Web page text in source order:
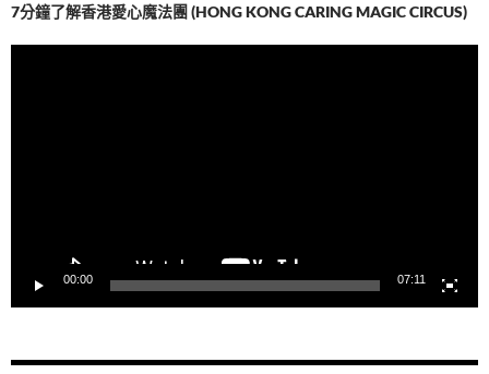
7分鐘了解香港愛心魔法團 (HONG KONG CARING MAGIC CIRCUS)
00:00 07:11